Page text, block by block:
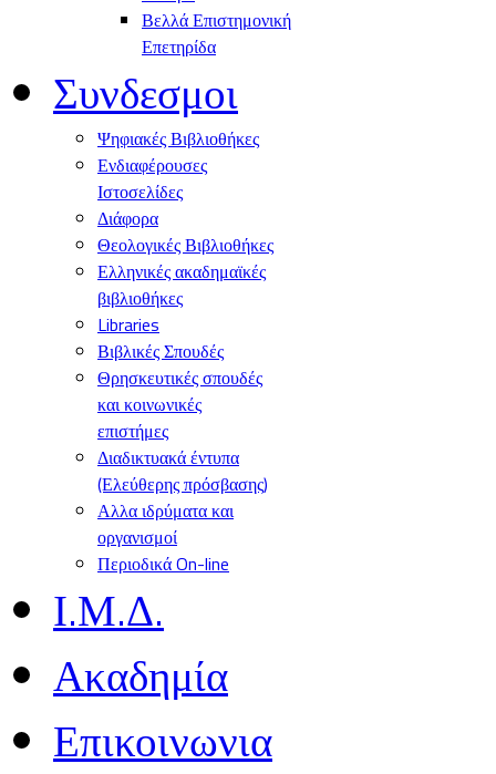
Βελλά Επιστημονική
Επετηρίδα
Συνδεσμοι
Ψηφιακές Βιβλιοθήκες
Ενδιαφέρουσες
Ιστοσελίδες
Διάφορα
Θεολογικές Βιβλιοθήκες
Ελληνικές ακαδημαϊκές
βιβλιοθήκες
Libraries
Βιβλικές Σπουδές
Θρησκευτικές σπουδές
και κοινωνικές
επιστήμες
Διαδικτυακά έντυπα
(Ελεύθερης πρόσβασης)
Αλλα ιδρύματα και
οργανισμοί
Περιοδικά On-line
Ι.Μ.Δ.
Ακαδημία
Επικοινωνια